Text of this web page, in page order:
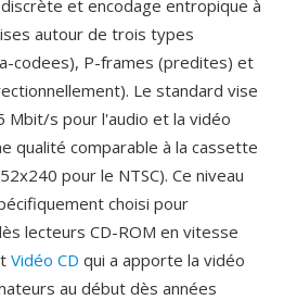
et encodage entropique à
autour de trois types
codees), P-frames (predites) et
Le standard vise
Mbit/s pour l'audio et la vidéo
qualité comparable à la cassette
pour le NTSC). Ce niveau
choisi pour
lecteurs CD-ROM en vitesse
Vidéo CD qui a apporte la vidéo
au début dès années